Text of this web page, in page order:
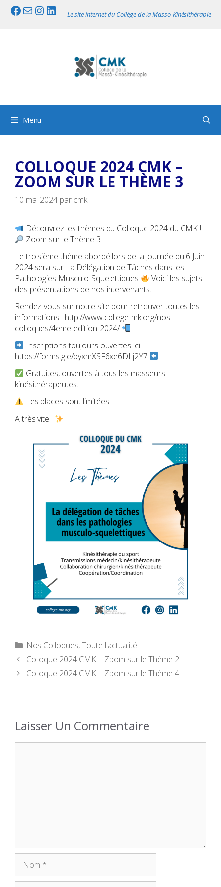
AllerFacebook
MailInstagram
LinkedIn
Le site internet du Collège de la Masso-Kinésithérapie
Menu
COLLOQUE 2024 CMK –
ZOOM SUR LE THÈME 3
10 mai 2024 par cmk
Découvrez les thèmes du Colloque 2024 du CMK !
Zoom sur le Thème 3
Le troisième thème abordé lors de la journée du 6 Juin
2024 sera sur La Délégation de Tâches dans les
Pathologies Musculo-Squelettiques
Voici les sujets
des présentations de nos intervenants.
Rendez-vous sur notre site pour retrouver toutes les
informations : http://www.college-mk.org/nos-
colloques/4eme-edition-2024/
Inscriptions toujours ouvertes ici :
https://forms.gle/pyxmXSF6xe6DLj2Y7
Gratuites, ouvertes à tous les masseurs-
kinésithérapeutes.
Les places sont limitées.
A très vite !
Catégories
Nos Colloques,Toute l'actualité
Colloque 2024 CMK – Zoom sur le Thème 2
Colloque 2024 CMK – Zoom sur le Thème 4
Laisser Un Commentaire